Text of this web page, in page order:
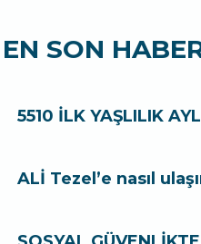
EN SON
5510 İLK YAŞLILIK
ALİ Tezel’e nasıl